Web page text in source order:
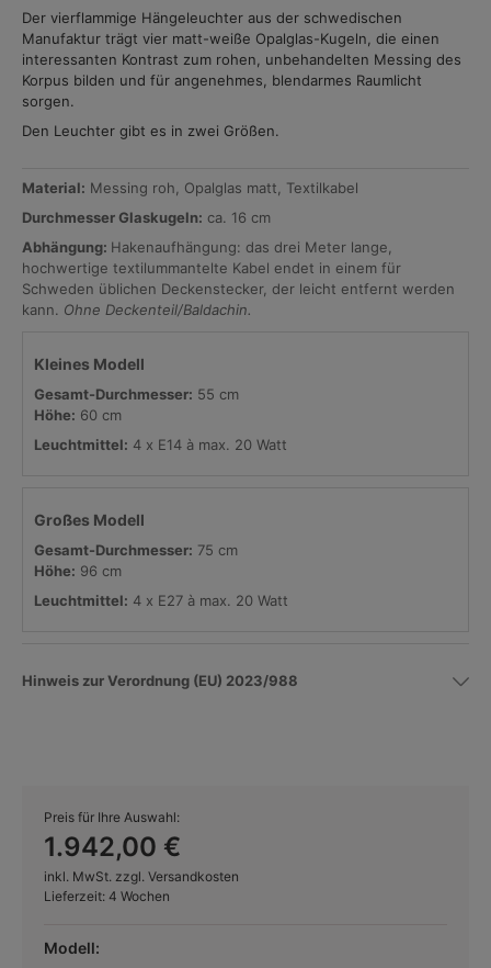
Der vierflammige Hängeleuchter aus der schwedischen
Manufaktur trägt vier matt-weiße Opalglas-Kugeln, die einen
interessanten Kontrast zum rohen, unbehandelten Messing des
Korpus bilden und für angenehmes, blendarmes Raumlicht
sorgen.
Den Leuchter gibt es in zwei Größen.
Material: Messing roh, Opalglas matt, Textilkabel
Durchmesser Glaskugeln: ca. 16 cm
Abhängung: Hakenaufhängung: das drei Meter lange,
hochwertige textilummantelte Kabel endet in einem für
Schweden üblichen Deckenstecker, der leicht entfernt werden
kann. Ohne Deckenteil/Baldachin.
Kleines Modell
Gesamt-Durchmesser: 55 cm
Höhe: 60 cm
Leuchtmittel: 4 x E14 à max. 20 Watt
Großes Modell
Gesamt-Durchmesser: 75 cm
Höhe: 96 cm
Leuchtmittel: 4 x E27 à max. 20 Watt
Hinweis zur Verordnung (EU) 2023/988
Preis für Ihre Auswahl:
1.942,00 €
inkl. MwSt. zzgl. Versandkosten
Lieferzeit: 4 Wochen
Modell: